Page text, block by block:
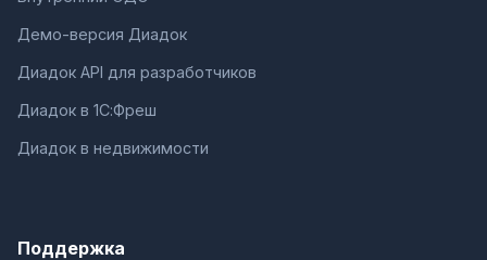
Демо-версия Диадок
Диадок API для разработчиков
Диадок в 1С:Фреш
Диадок в недвижимости
Поддержка